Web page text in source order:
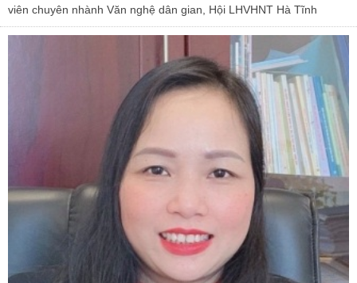
viên chuyên nhành Văn nghệ dân gian, Hội LHVHNT Hà Tĩnh